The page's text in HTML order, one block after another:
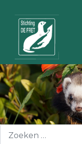
Zoeken
Aanschaf
Oorsprong
Verzorging
Gedrag
Voeding
Algemeen
Doel
Het bestuur
Missie
Visie
Platform Verantwoord
Huisdierenbezit
Fretten opvang
Vakantieopvang
Werkgroep fret